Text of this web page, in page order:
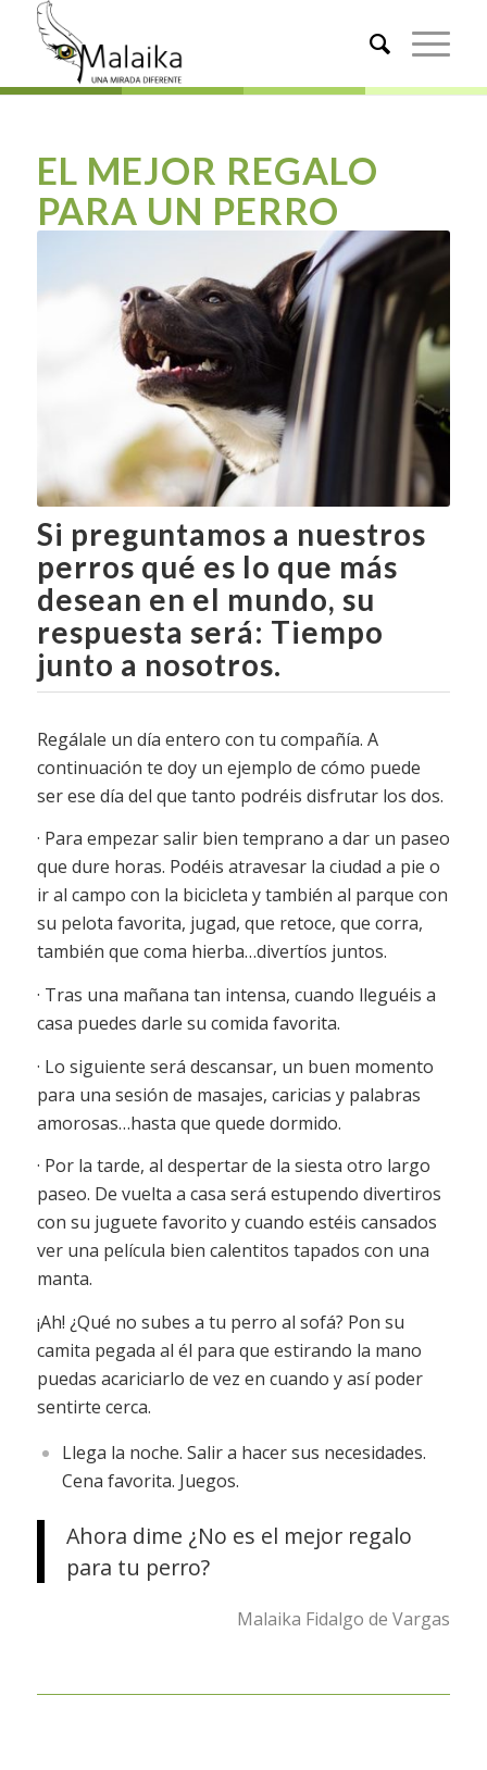
EL MEJOR REGALO
PARA UN PERRO
Si preguntamos a nuestros
perros qué es lo que más
desean en el mundo, su
respuesta será: Tiempo
junto a nosotros.
Regálale un día entero con tu compañía. A
continuación te doy un ejemplo de cómo puede
ser ese día del que tanto podréis disfrutar los dos.
· Para empezar salir bien temprano a dar un paseo
que dure horas. Podéis atravesar la ciudad a pie o
ir al campo con la bicicleta y también al parque con
su pelota favorita, jugad, que retoce, que corra,
también que coma hierba…divertíos juntos.
· Tras una mañana tan intensa, cuando lleguéis a
casa puedes darle su comida favorita.
· Lo siguiente será descansar, un buen momento
para una sesión de masajes, caricias y palabras
amorosas…hasta que quede dormido.
· Por la tarde, al despertar de la siesta otro largo
paseo. De vuelta a casa será estupendo divertiros
con su juguete favorito y cuando estéis cansados
ver una película bien calentitos tapados con una
manta.
¡Ah! ¿Qué no subes a tu perro al sofá? Pon su
camita pegada al él para que estirando la mano
puedas acariciarlo de vez en cuando y así poder
sentirte cerca.
Llega la noche. Salir a hacer sus necesidades.
Cena favorita. Juegos.
Ahora dime ¿No es el mejor regalo
para tu perro?
Malaika Fidalgo de Vargas